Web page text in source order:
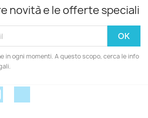
novità e le offerte speciali
in ogni momenti. A questo scopo, cerca le info